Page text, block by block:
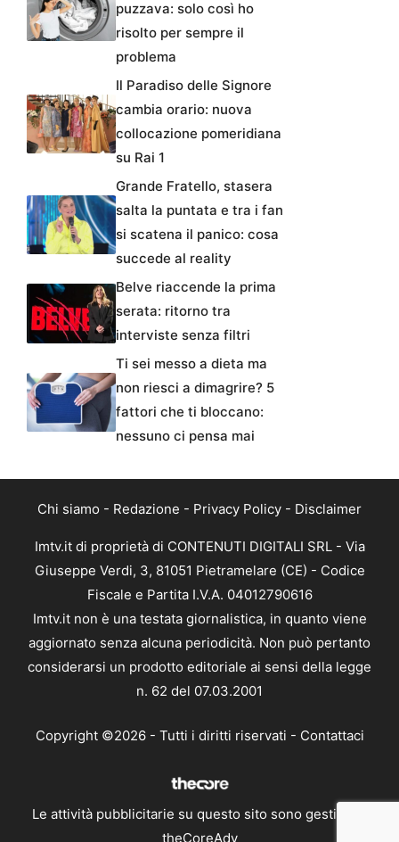
puzzava: solo così ho
risolto per sempre il
problema
Il Paradiso delle Signore
cambia orario: nuova
collocazione pomeridiana
su Rai 1
Grande Fratello, stasera
salta la puntata e tra i fan
si scatena il panico: cosa
succede al reality
Belve riaccende la prima
serata: ritorno tra
interviste senza filtri
Ti sei messo a dieta ma
non riesci a dimagrire? 5
fattori che ti bloccano:
nessuno ci pensa mai
Chi siamo - Redazione - Privacy Policy - Disclaimer
Imtv.it di proprietà di CONTENUTI DIGITALI SRL - Via
Giuseppe Verdi, 3, 81051 Pietramelare (CE) - Codice
Fiscale e Partita I.V.A. 04012790616
Imtv.it non è una testata giornalistica, in quanto viene
aggiornato senza alcuna periodicità. Non può pertanto
considerarsi un prodotto editoriale ai sensi della legge
n. 62 del 07.03.2001
Copyright ©2026 - Tutti i diritti riservati - Contattaci
Le attività pubblicitarie su questo sito sono gestite da
theCoreAdv